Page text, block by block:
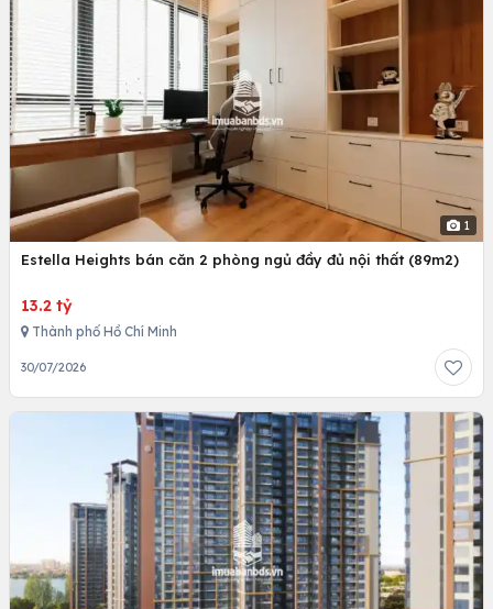
1
Estella Heights bán căn 2 phòng ngủ đầy đủ nội thất (89m2)
13.2 tỷ
Thành phố Hồ Chí Minh
30/07/2026